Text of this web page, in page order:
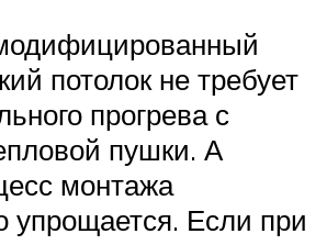
потолок не требует
прогрева с
пушки. А
монтажа
упрощается. Если при